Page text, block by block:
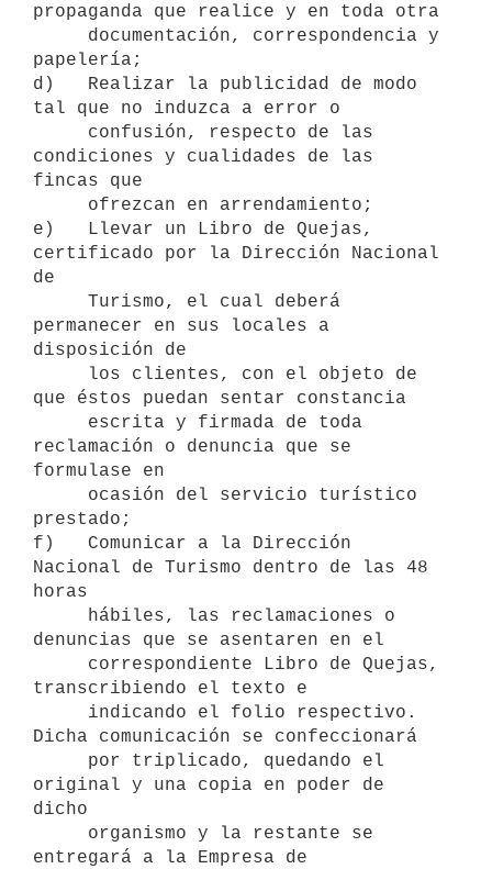
propaganda que realice y en toda otra
papelería;
d)   Realizar la publicidad de modo
tal que no induzca a error o
condiciones y cualidades de las
fincas que
e)   Llevar un Libro de Quejas,
certificado por la Dirección Nacional
de
permanecer en sus locales a
disposición de
que éstos puedan sentar constancia
reclamación o denuncia que se
formulase en
prestado;
f)   Comunicar a la Dirección
Nacional de Turismo dentro de las 48
horas
denuncias que se asentaren en el
transcribiendo el texto e
Dicha comunicación se confeccionará
original y una copia en poder de
dicho
entregará a la Empresa de